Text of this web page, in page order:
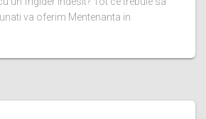
va oferim Mentenanta in